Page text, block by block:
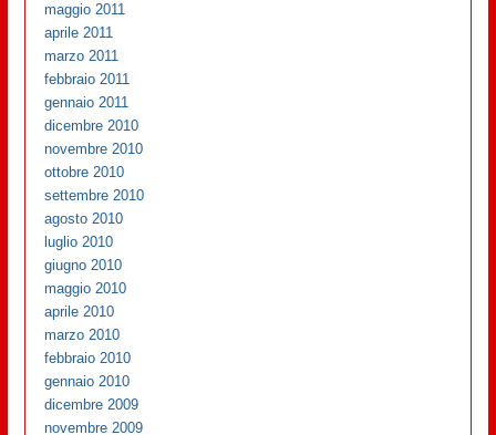
maggio 2011
aprile 2011
marzo 2011
febbraio 2011
gennaio 2011
dicembre 2010
novembre 2010
ottobre 2010
settembre 2010
agosto 2010
luglio 2010
giugno 2010
maggio 2010
aprile 2010
marzo 2010
febbraio 2010
gennaio 2010
dicembre 2009
novembre 2009